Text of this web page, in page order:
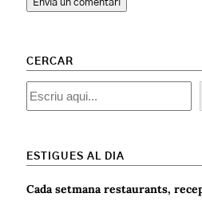
CERCAR
Cercar
ESTIGUES AL DIA
Cada setmana restaurants,